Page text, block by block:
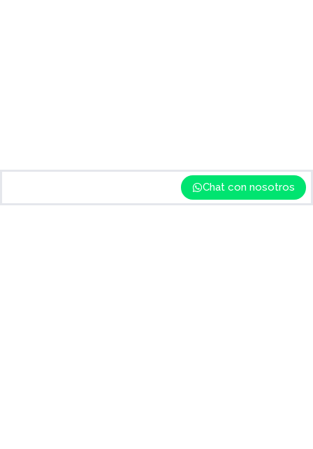
Chat con nosotros